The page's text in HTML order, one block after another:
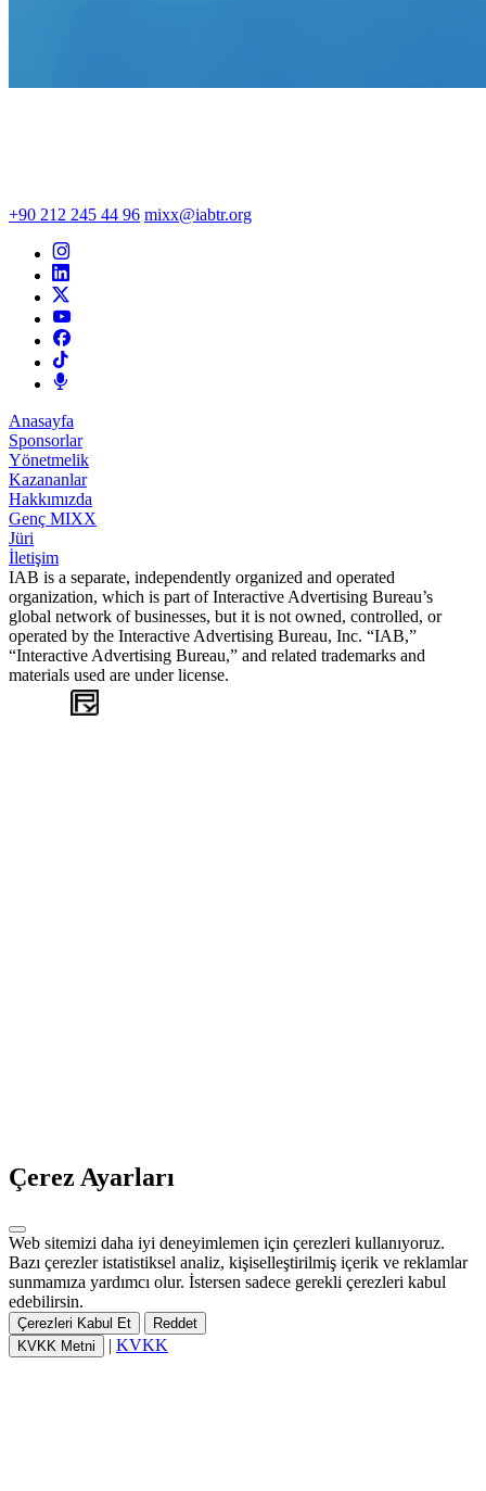
+90 212 245 44 96 mixx@iabtr.org
Anasayfa
Sponsorlar
Yönetmelik
Kazananlar
Hakkımızda
Genç MIXX
Jüri
İletişim
IAB is a separate, independently organized and operated
organization, which is part of Interactive Advertising Bureau’s
global network of businesses, but it is not owned, controlled, or
operated by the Interactive Advertising Bureau, Inc. “IAB,”
“Interactive Advertising Bureau,” and related trademarks and
materials used are under license.
Çerez Ayarları
Web sitemizi daha iyi deneyimlemen için çerezleri kullanıyoruz.
Bazı çerezler istatistiksel analiz, kişiselleştirilmiş içerik ve reklamlar
sunmamıza yardımcı olur. İstersen sadece gerekli çerezleri kabul
edebilirsin.
Çerezleri Kabul Et
Reddet
KVKK Metni
| KVKK